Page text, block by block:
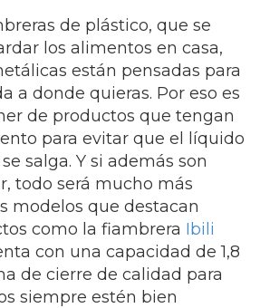
de plástico, que se
los alimentos en casa,
están pensadas para
a donde quieras. Por eso es
de productos que tengan
para evitar que el líquido
salga. Y si además son
todo será mucho más
modelos que destacan
como la fiambrera Ibili
con una capacidad de 1,8
de cierre de calidad para
siempre estén bien